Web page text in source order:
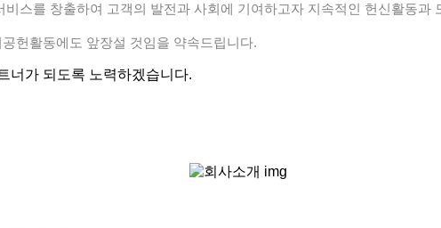
스를 창출하여 고객의 발전과 사회에 기여하고자 지속적인 헌신활동과
헌활동에도 앞장설 것임을 약속드립니다.
너가 되도록 노력하겠습니다.